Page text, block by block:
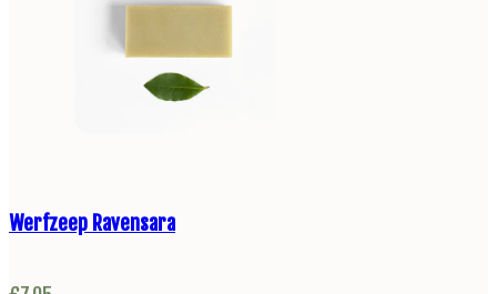
Werfzeep Ravensara